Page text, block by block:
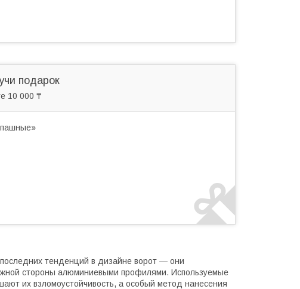
подарок
10 000 ₸
тенденций в дизайне ворот — они
стороны алюминиевыми профилями. Используемые
их взломоустойчивость, а особый метод нанесения